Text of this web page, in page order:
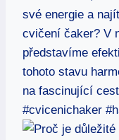
své energie a
cvičení čaker? V
představíme
tohoto stavu
na fascinující
#cvicenichaker